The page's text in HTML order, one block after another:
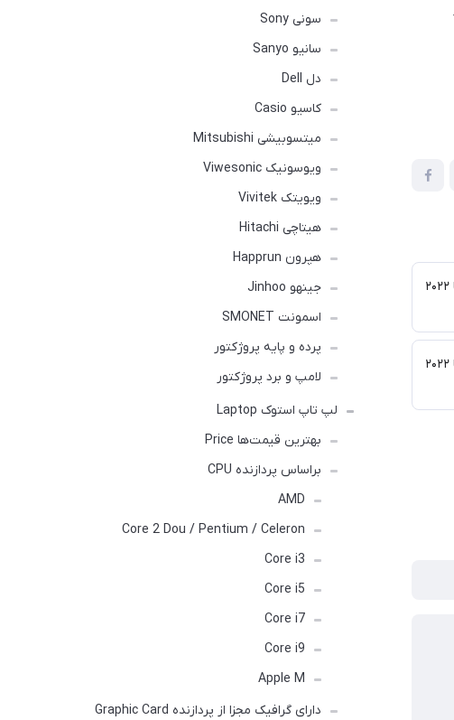
بیشترین پرداخت پاداش کشف باگ از سال ۲۰۲۱ تا ۲۰۲۲
بیشترین پرداخت پاداش کشف باگ از سال ۲۰۲۱ تا ۲۰۲۲
سونی Sony
سانیو Sanyo
دل Dell
کاسیو Casio
میتسوبیشی Mitsubishi
ویوسونیک Viwesonic
ویویتک Vivitek
هیتاچی Hitachi
هپرون Happrun
جینهو Jinhoo
اسمونت SMONET
پرده و پایه پروژکتور
لامپ و برد پروژکتور
لپ تاپ استوک Laptop
بهترین قیمت‌ها Price
براساس پردازنده CPU
AMD
Core 2 Dou / Pentium / Celeron
Core i3
Core i5
Core i7
Core i9
Apple M
دارای گرافیک مجزا از پردازنده Graphic Card